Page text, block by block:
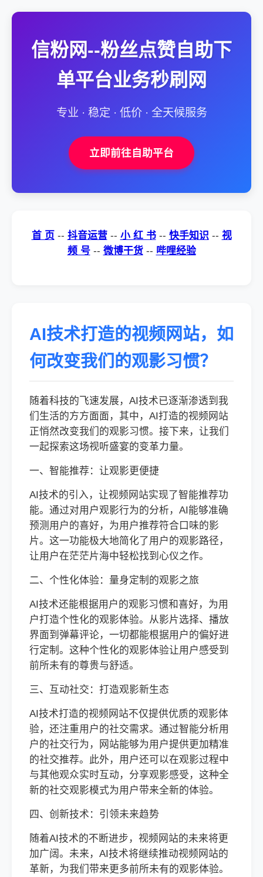
信粉网--粉丝点赞自助下
单平台业务秒刷网
专业 · 稳定 · 低价 · 全天候服务
立即前往自助平台
首 页 -- 抖音运营 -- 小 红 书 -- 快手知识 -- 视
频 号 -- 微博干货 -- 哔哩经验
AI技术打造的视频网站，如
何改变我们的观影习惯？
随着科技的飞速发展，AI技术已逐渐渗透到我
们生活的方方面面，其中，AI打造的视频网站
正悄然改变我们的观影习惯。接下来，让我们
一起探索这场视听盛宴的变革力量。
一、智能推荐：让观影更便捷
AI技术的引入，让视频网站实现了智能推荐功
能。通过对用户观影行为的分析，AI能够准确
预测用户的喜好，为用户推荐符合口味的影
片。这一功能极大地简化了用户的观影路径，
让用户在茫茫片海中轻松找到心仪之作。
二、个性化体验：量身定制的观影之旅
AI技术还能根据用户的观影习惯和喜好，为用
户打造个性化的观影体验。从影片选择、播放
界面到弹幕评论，一切都能根据用户的偏好进
行定制。这种个性化的观影体验让用户感受到
前所未有的尊贵与舒适。
三、互动社交：打造观影新生态
AI技术打造的视频网站不仅提供优质的观影体
验，还注重用户的社交需求。通过智能分析用
户的社交行为，网站能够为用户提供更加精准
的社交推荐。此外，用户还可以在观影过程中
与其他观众实时互动，分享观影感受，这种全
新的社交观影模式为用户带来全新的体验。
四、创新技术：引领未来趋势
随着AI技术的不断进步，视频网站的未来将更
加广阔。未来，AI技术将继续推动视频网站的
革新，为我们带来更多前所未有的观影体验。